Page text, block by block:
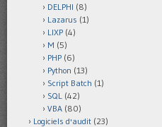
DELPHI (8)
Lazarus (1)
LIXP (4)
M (5)
PHP (6)
Python (13)
Script Batch (1)
SQL (42)
VBA (80)
Logiciels d'audit (23)